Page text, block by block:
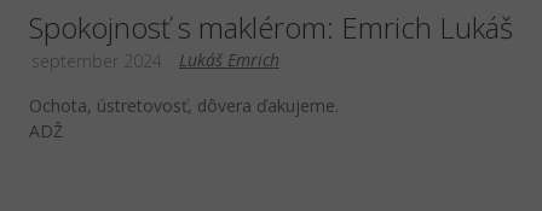
Spokojnosť s maklérom: Emrich Lukáš
Lukáš Emrich
september 2024
Ochota, ústretovosť, dôvera ďakujeme.
ADŽ